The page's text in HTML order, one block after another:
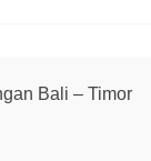
Bali – Timor